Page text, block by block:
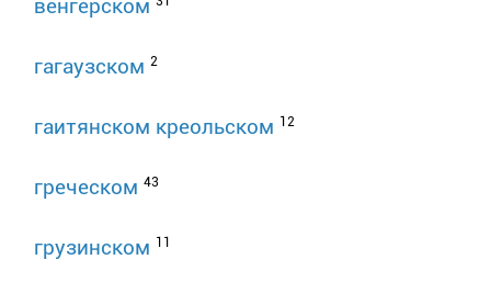
венгерском
гагаузском 2
гаитянском креольском 12
греческом 43
грузинском 11